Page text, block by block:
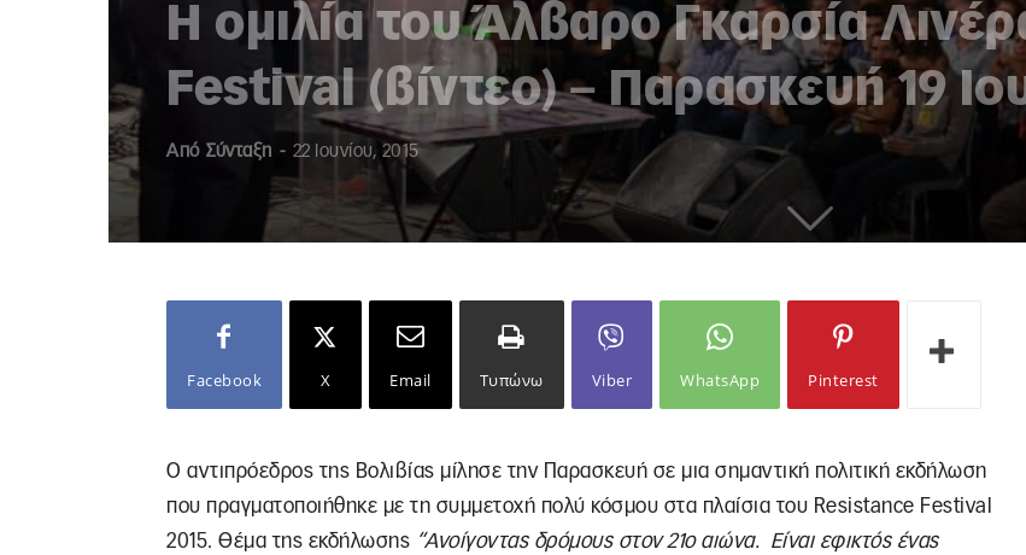
Η ομιλία του Άλβαρο Γκαρσία
Festival (βίντεο) – Παρασκευή 19
Από Σύνταξη - 22 Ιουνίου, 2015
Facebook X Email Τυπώνω Viber WhatsApp Pinterest
Ο αντιπρόεδρος της Βολιβίας μίλησε την Παρασκευή σε μια σημαντική πολιτική εκδήλωση
που πραγματοποιήθηκε με τη συμμετοχή πολύ κόσμου στα πλαίσια του Resistance Festival
2015. Θέμα της εκδήλωσης “Ανοίγοντας δρόμους στον 21ο αιώνα. Είναι εφικτός ένας